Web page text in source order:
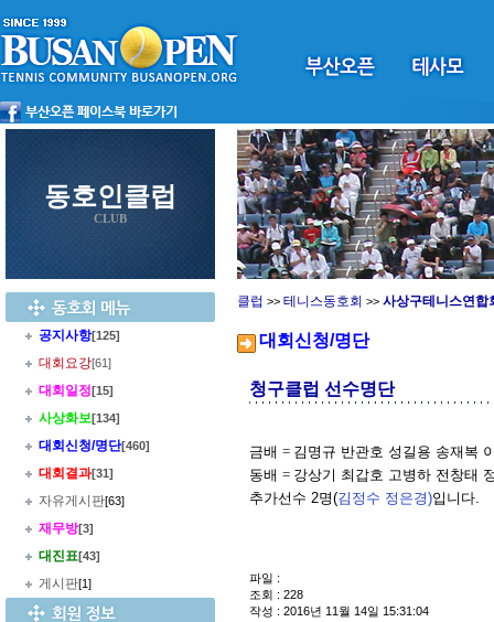
동호인클럽
CLUB
공지사항[125]
대회요강[61]
대회일정[15]
사상화보[134]
대회신청/명단[460]
대회결과[31]
자유게시판[63]
재무방[3]
대진표[43]
게시판[1]
클럽 >> 테니스동호회 >> 사상구테니스연합
대회신청/명단
청구클럽 선수명단
금배 = 김명규 반관호 성길용 송재복
동배 = 강상기 최갑호 고병하 전창태
추가선수 2명(김정수 정은경)입니다.
파일 :
조회 : 228
작성 : 2016년 11월 14일 15:31:04